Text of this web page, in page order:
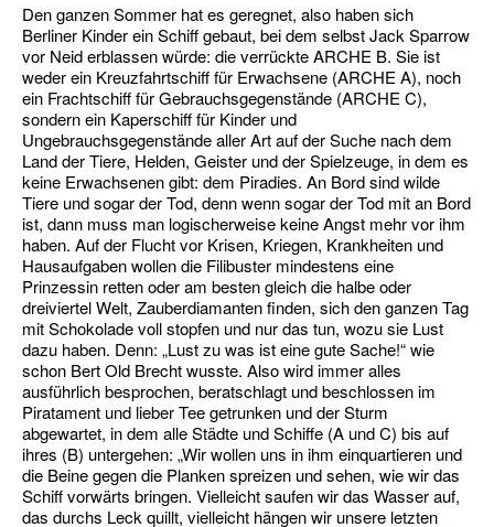
Den ganzen Sommer hat es geregnet, also haben sich
Berliner Kinder ein Schiff gebaut, bei dem selbst Jack Sparrow
vor Neid erblassen würde: die verrückte ARCHE B. Sie ist
weder ein Kreuzfahrtschiff für Erwachsene (ARCHE A), noch
ein Frachtschiff für Gebrauchsgegenstände (ARCHE C),
sondern ein Kaperschiff für Kinder und
Ungebrauchsgegenstände aller Art auf der Suche nach dem
Land der Tiere, Helden, Geister und der Spielzeuge, in dem es
keine Erwachsenen gibt: dem Piradies. An Bord sind wilde
Tiere und sogar der Tod, denn wenn sogar der Tod mit an Bord
ist, dann muss man logischerweise keine Angst mehr vor ihm
haben. Auf der Flucht vor Krisen, Kriegen, Krankheiten und
Hausaufgaben wollen die Filibuster mindestens eine
Prinzessin retten oder am besten gleich die halbe oder
dreiviertel Welt, Zauberdiamanten finden, sich den ganzen Tag
mit Schokolade voll stopfen und nur das tun, wozu sie Lust
dazu haben. Denn: „Lust zu was ist eine gute Sache!“ wie
schon Bert Old Brecht wusste. Also wird immer alles
ausführlich besprochen, beratschlagt und beschlossen im
Piratament und lieber Tee getrunken und der Sturm
abgewartet, in dem alle Städte und Schiffe (A und C) bis auf
ihres (B) untergehen: „Wir wollen uns in ihm einquartieren und
die Beine gegen die Planken spreizen und sehen, wie wir das
Schiff vorwärts bringen. Vielleicht saufen wir das Wasser auf,
das durchs Leck quillt, vielleicht hängen wir unsere letzten